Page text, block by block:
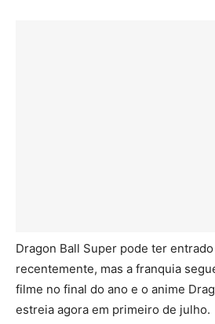
Dragon Ball Super pode ter
recentemente, mas a franquia
filme no final do ano e o anime
estreia agora em primeiro de julho.